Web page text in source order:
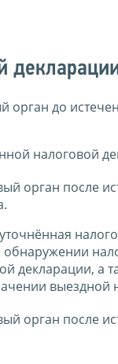
орган до
налоговой
орган после
обнаружении
декларации, а
выездной
орган после